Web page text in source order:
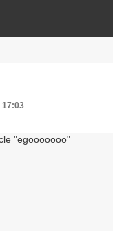
17:03